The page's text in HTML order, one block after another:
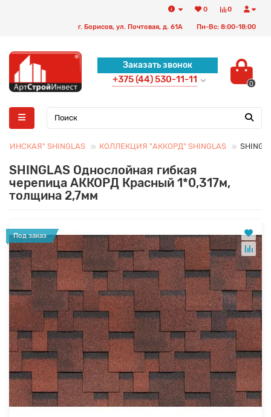
0
0
г. Борисов, ул. Почтовая, д. 61А Пн-Вс: 8:00-18:00
Заказать звонок
+375 (44) 530-11-11 0
SHINGLAS КОЛЛЕКЦИЯ "АККОРД" SHINGLAS
SHINGLAS Однослойная гибкая
черепица АККОРД Красный 1*0,317м,
толщина 2,7мм
Под заказ